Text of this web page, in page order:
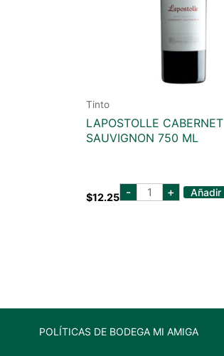
Tinto
LAPOSTOLLE CABERNET
SAUVIGNON 750 ML
$12.25 - lapostolle
cabernet
+ Añadir
POLÍTICAS DE BODEGA MI AMIGA